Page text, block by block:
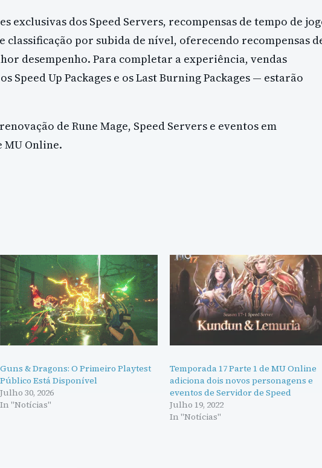
exclusivas dos Speed Servers, recompensas de tempo de
classificação por subida de nível, oferecendo recompensas
desempenho. Para completar a experiência, vendas
Speed Up Packages e os Last Burning Packages — estarão
de Rune Mage, Speed Servers e eventos em
MU Online.
Guns & Dragons: O Primeiro Playtest
Público Está Disponível
Julho 30, 2026
In "Notícias"
Temporada 17 Parte 1 de MU Online
adiciona dois novos personagens e
eventos de Servidor de Speed
Julho 19, 2022
In "Notícias"